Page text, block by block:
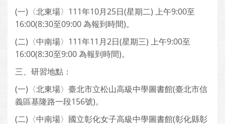
(一)〈北東場〉111年10月25日(星期二) 上午9:00至
16:00(8:30至09:00 為報到時間)。
(二)〈中南場〉111年11月2日(星期三) 上午9:00至
16:00(8:30至9:00 為報到時間)。
三、研習地點：
(一)〈北東場〉臺北市立松山高級中學圖書館(臺北市信
義區基隆路一段156號)。
(二)〈中南場〉國立彰化女子高級中學圖書館(彰化縣彰